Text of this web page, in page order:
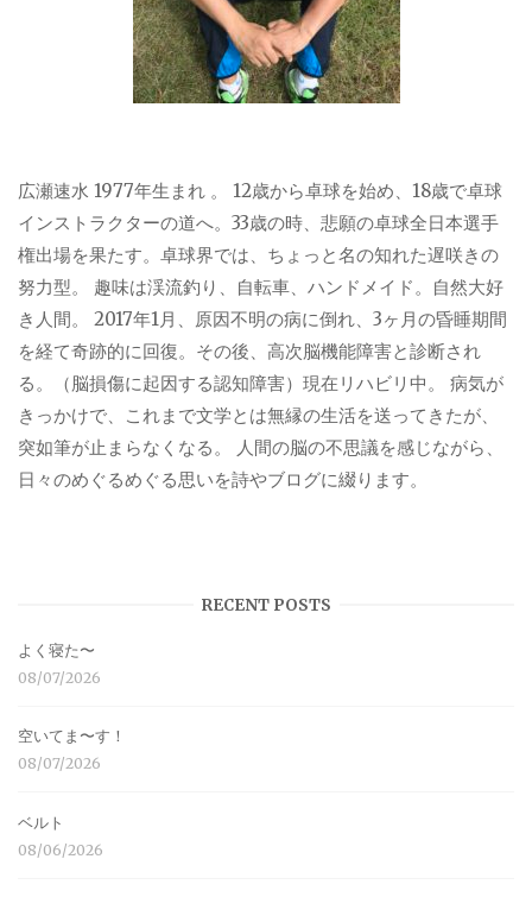
広瀬速水 1977年生まれ 。 12歳から卓球を始め、18歳で卓球
インストラクターの道へ。33歳の時、悲願の卓球全日本選手
権出場を果たす。卓球界では、ちょっと名の知れた遅咲きの
努力型。 趣味は渓流釣り、自転車、ハンドメイド。自然大好
き人間。 2017年1月、原因不明の病に倒れ、3ヶ月の昏睡期間
を経て奇跡的に回復。その後、高次脳機能障害と診断され
る。（脳損傷に起因する認知障害）現在リハビリ中。 病気が
きっかけで、これまで文学とは無縁の生活を送ってきたが、
突如筆が止まらなくなる。 人間の脳の不思議を感じながら、
日々のめぐるめぐる思いを詩やブログに綴ります。
RECENT POSTS
よく寝た〜
08/07/2026
空いてま〜す！
08/07/2026
ベルト
08/06/2026